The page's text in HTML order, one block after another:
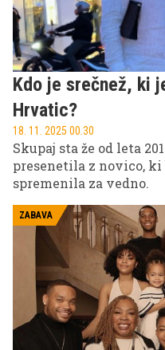
Kdo je srečnež, ki
Hrvatic?
18. 11. 2025 00.30
Skupaj sta že od leta
presenetila z novico,
spremenila za vedno.
ZABAVA